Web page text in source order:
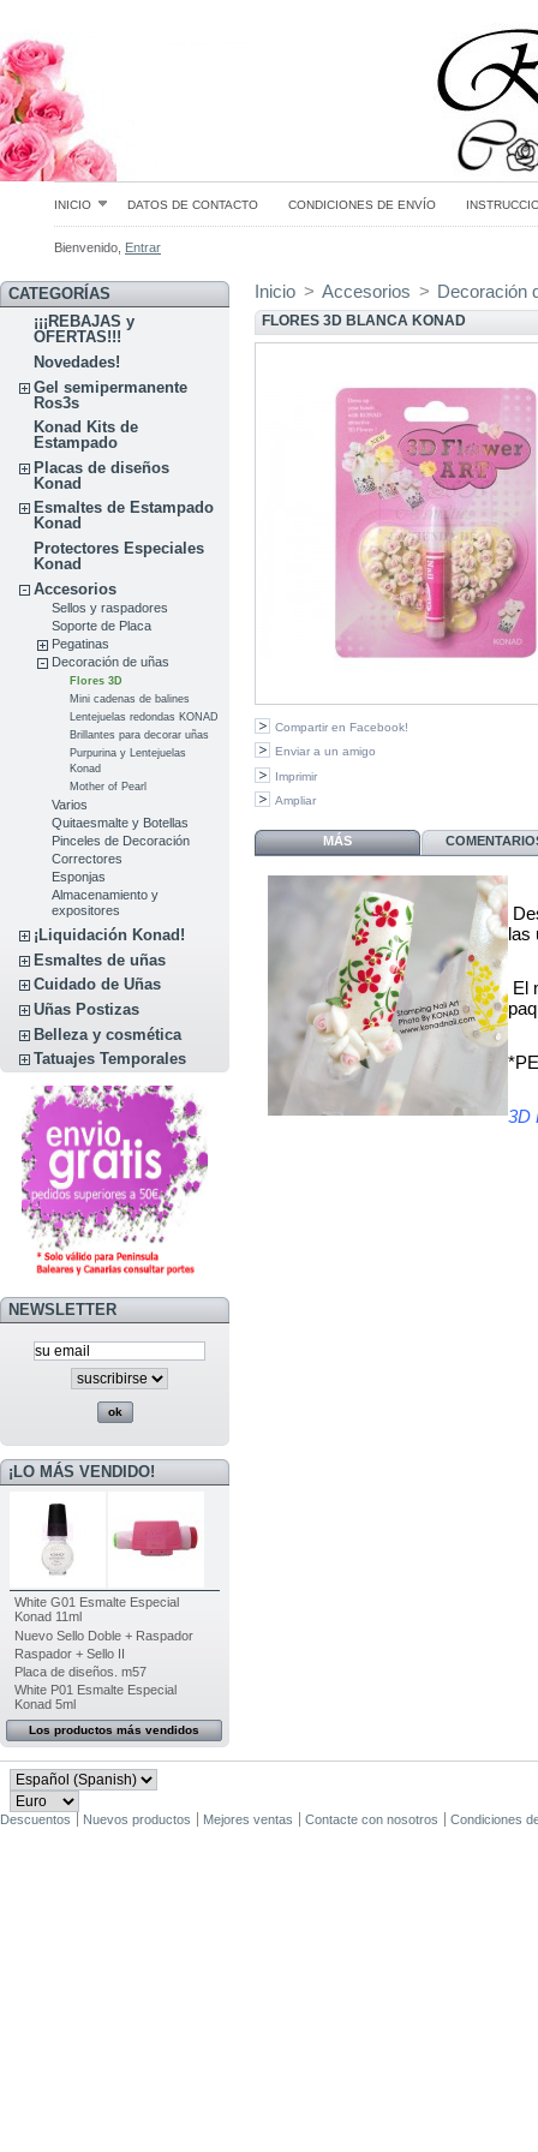
INICIO DATOS DE CONTACTO CONDICIONES DE ENVÍO
Bienvenido, Entrar
CATEGORÍAS
¡¡¡REBAJAS y
OFERTAS!!!
Novedades!
Gel semipermanente
Ros3s
Konad Kits de
Estampado
Placas de diseños
Konad
Esmaltes de Estampado
Konad
Protectores Especiales
Konad
Accesorios
Sellos y raspadores
Soporte de Placa
Pegatinas
Decoración de uñas
Flores 3D
Mini cadenas de balines
Lentejuelas redondas KONAD
Brillantes para decorar uñas
Purpurina y Lentejuelas
Konad
Mother of Pearl
Varios
Quitaesmalte y Botellas
Pinceles de Decoración
Correctores
Esponjas
Almacenamiento y
expositores
¡Liquidación Konad!
Esmaltes de uñas
Cuidado de Uñas
Uñas Postizas
Belleza y cosmética
Tatuajes Temporales
NEWSLETTER
¡LO MÁS VENDIDO!
White G01 Esmalte Especial
Konad 11ml
Nuevo Sello Doble + Raspador
Raspador + Sello II
Placa de diseños. m57
White P01 Esmalte Especial
Konad 5ml
Los productos más vendidos
Inicio > Accesorios > Decoración
FLORES 3D BLANCA KONAD
Compartir en Facebook!
Enviar a un amigo
Imprimir
Ampliar
MÁS
las
El
3D
Descuentos Nuevos productos Mejores ventas Contacte con nosotros Condiciones